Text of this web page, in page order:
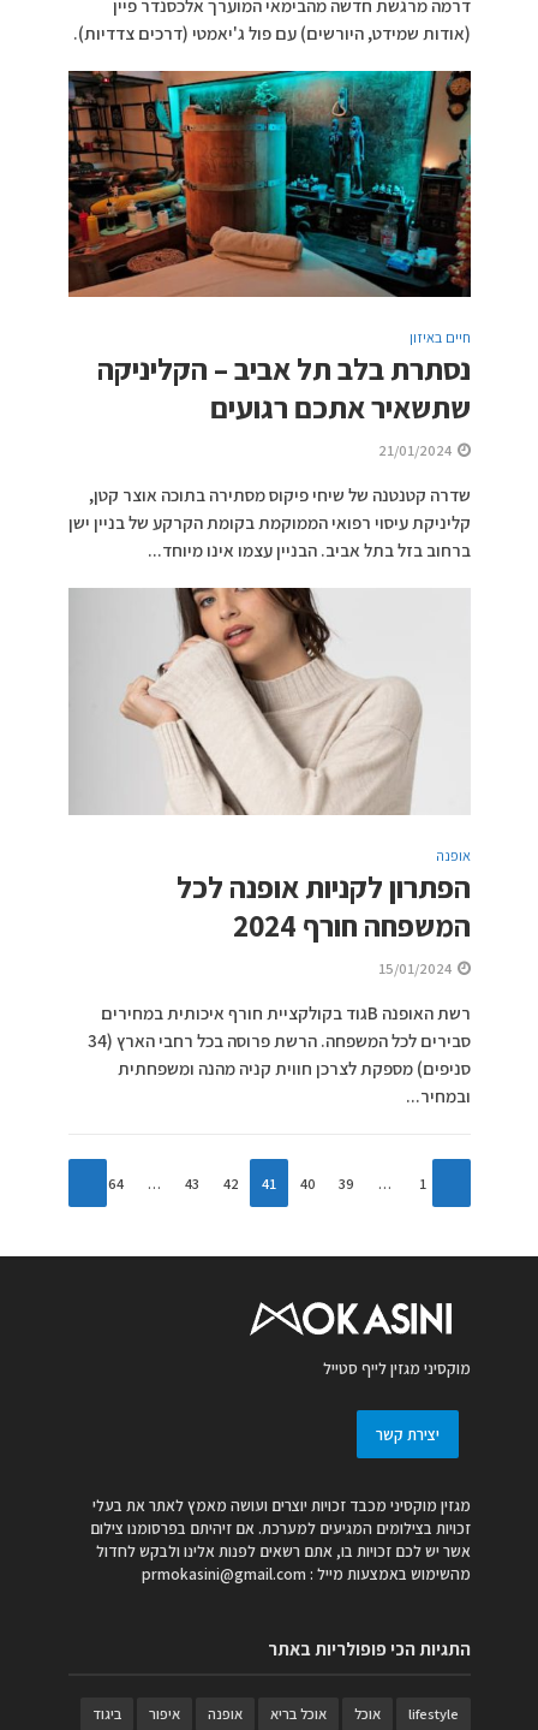
דרמה מרגשת חדשה מהבימאי המוערך אלכסנדר פיין
(אודות שמידט, היורשים) עם פול ג'יאמטי (דרכים צדדיות).
חיים באיזון
נסתרת בלב תל אביב – הקליניקה
שתשאיר אתכם רגועים
21/01/2024
שדרה קטנטנה של שיחי פיקוס מסתירה בתוכה אוצר קטן,
קליניקת עיסוי רפואי הממוקמת בקומת הקרקע של בניין ישן
ברחוב בזל בתל אביב. הבניין עצמו אינו מיוחד...
אופנה
הפתרון לקניות אופנה לכל
המשפחה חורף 2024
15/01/2024
רשת האופנה Bגוד בקולקציית חורף איכותית במחירים
סבירים לכל המשפחה. הרשת פרוסה בכל רחבי הארץ (34
סניפים) מספקת לצרכן חווית קניה מהנה ומשפחתית
ובמחיר...
1
…
39
40
41
42
43
…
64
מוקסיני מגזין לייף סטייל
יצירת קשר
מגזין מוקסיני מכבד זכויות יוצרים ועושה מאמץ לאתר את בעלי
זכויות בצילומים המגיעים למערכת. אם זיהיתם בפרסומנו צילום
אשר יש לכם זכויות בו, אתם רשאים לפנות אלינו ולבקש לחדול
מהשימוש באמצעות מייל : prmokasini@gmail.com
התגיות הכי פופולריות באתר
lifestyle אוכל אוכל בריא אופנה איפור ביגוד